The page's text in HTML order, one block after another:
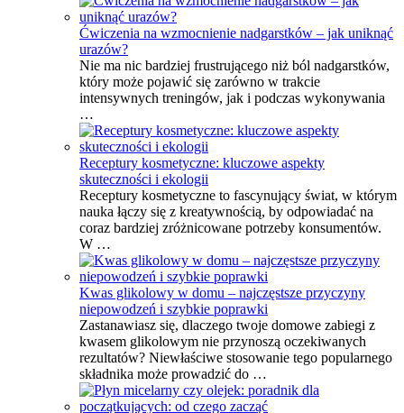
Ćwiczenia na wzmocnienie nadgarstków – jak uniknąć
urazów?
Nie ma nic bardziej frustrującego niż ból nadgarstków,
który może pojawić się zarówno w trakcie
intensywnych treningów, jak i podczas wykonywania
…
Receptury kosmetyczne: kluczowe aspekty
skuteczności i ekologii
Receptury kosmetyczne to fascynujący świat, w którym
nauka łączy się z kreatywnością, by odpowiadać na
coraz bardziej zróżnicowane potrzeby konsumentów.
W …
Kwas glikolowy w domu – najczęstsze przyczyny
niepowodzeń i szybkie poprawki
Zastanawiasz się, dlaczego twoje domowe zabiegi z
kwasem glikolowym nie przynoszą oczekiwanych
rezultatów? Niewłaściwe stosowanie tego popularnego
składnika może prowadzić do …